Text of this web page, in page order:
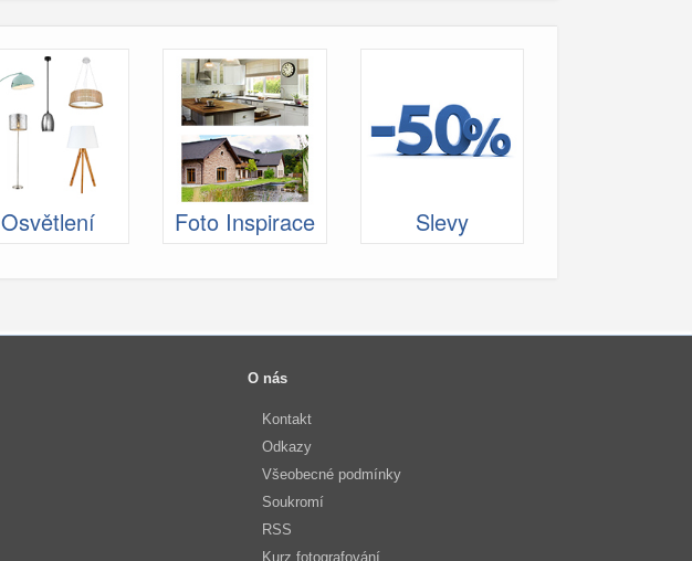
Osvětlení Foto Inspirace Slevy
O nás
Kontakt
Odkazy
Všeobecné podmínky
Soukromí
RSS
Kurz fotografování